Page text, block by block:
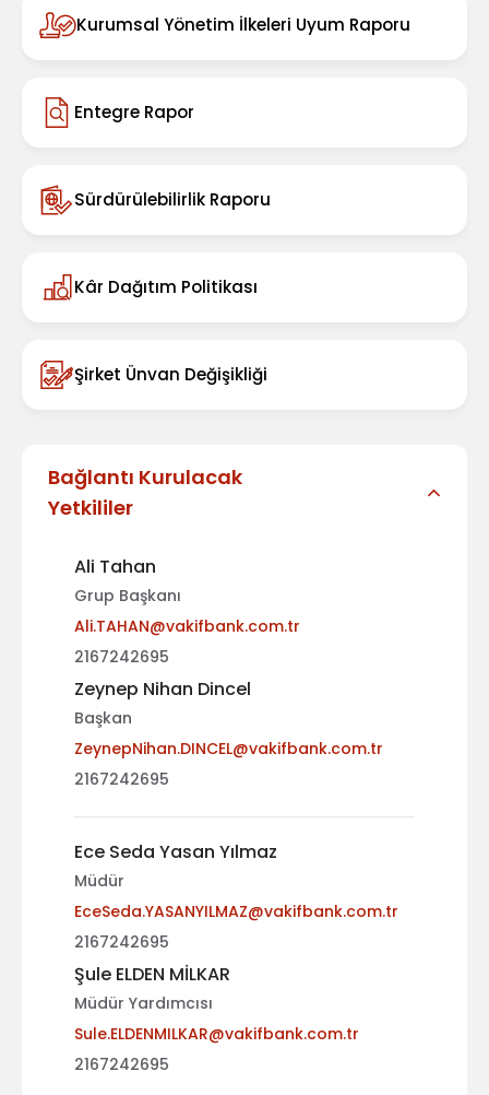
Kurumsal Yönetim İlkeleri Uyum Raporu
Entegre Rapor
Sürdürülebilirlik Raporu
Kâr Dağıtım Politikası
Şirket Ünvan Değişikliği
Bağlantı Kurulacak
Yetkililer
Ali Tahan
Grup Başkanı
Ali.TAHAN@vakifbank.com.tr
2167242695
Zeynep Nihan Dincel
Başkan
ZeynepNihan.DINCEL@vakifbank.com.tr
2167242695
Ece Seda Yasan Yılmaz
Müdür
EceSeda.YASANYILMAZ@vakifbank.com.tr
2167242695
Şule ELDEN MİLKAR
Müdür Yardımcısı
Sule.ELDENMILKAR@vakifbank.com.tr
2167242695